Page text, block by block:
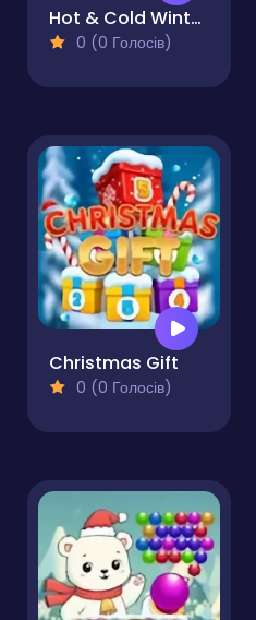
Hot & Cold Winter Style
0 (0 Голосів)
Christmas Gift
0 (0 Голосів)